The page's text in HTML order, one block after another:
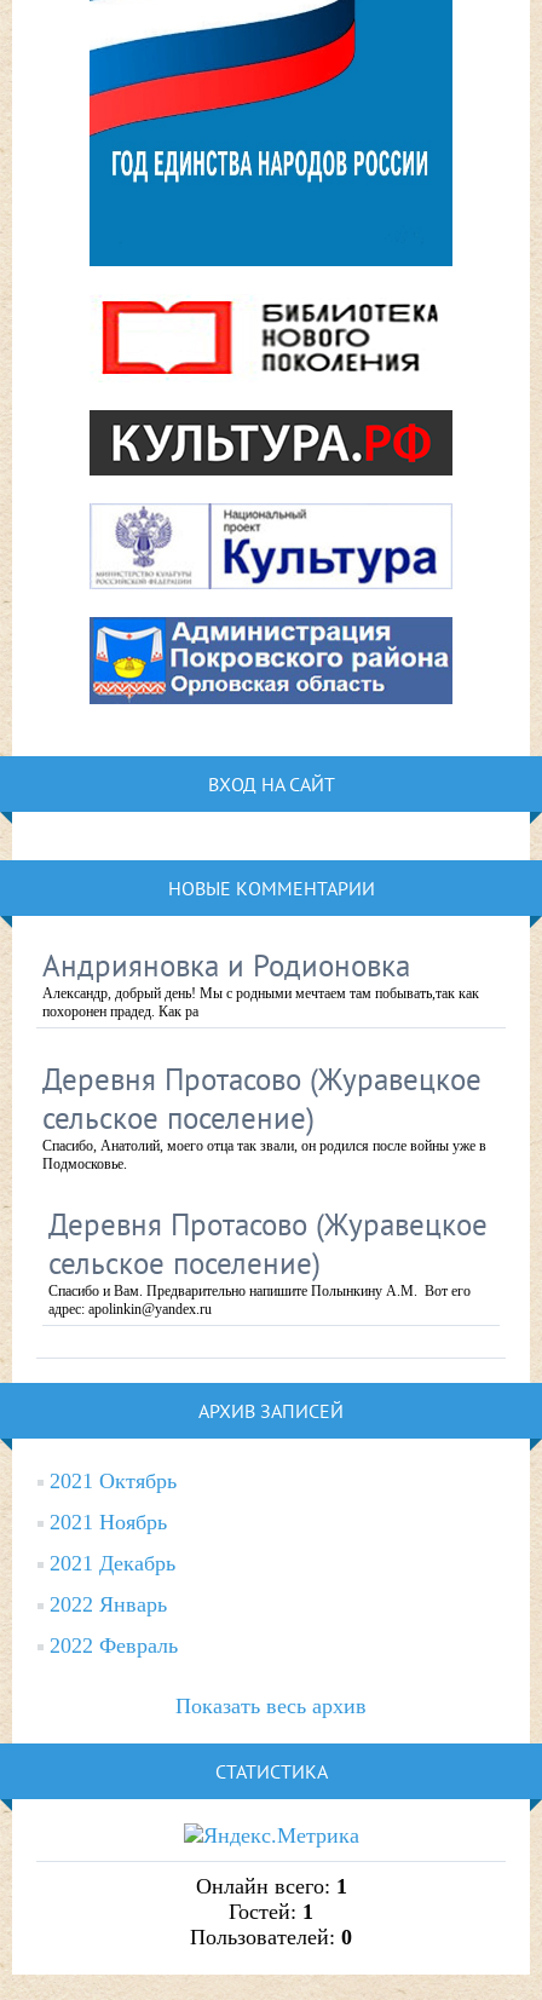
ВХОД НА САЙТ
НОВЫЕ КОММЕНТАРИИ
Андрияновка и Родионовка
Александр, добрый день! Мы с родными мечтаем там побывать,так как
похоронен прадед. Как ра
Деревня Протасово (Журавецкое
сельское поселение)
Спасибо, Анатолий, моего отца так звали, он родился после войны уже в
Подмосковье.
Деревня Протасово (Журавецкое
сельское поселение)
Спасибо и Вам. Предварительно напишите Полынкину А.М. Вот его
адрес: apolinkin@yandex.ru
АРХИВ ЗАПИСЕЙ
2021 Октябрь
2021 Ноябрь
2021 Декабрь
2022 Январь
2022 Февраль
Показать весь архив
СТАТИСТИКА
Онлайн всего: 1
Гостей: 1
Пользователей: 0